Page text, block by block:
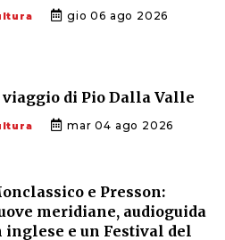
gio 06 ago 2026
di Pio Dalla Valle
mar 04 ago 2026
e Presson:
meridiane, audioguida
inglese e un Festival del